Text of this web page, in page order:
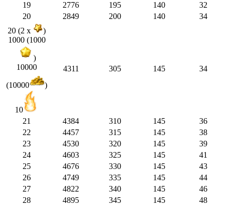
19
2776 195 140
32
20
2849 200 140
34
20 (2 x
)
1000 (1000
)
10000
(10000 )
10
4311 305 145 34
21 4384 310 145
36
22
4457 315 145
38
23
4530 320 145
39
24
4603 325 145
41
25
4676 330 145
43
26
4749 335 145
44
27
4822 340 145
46
28
4895 345 145
48